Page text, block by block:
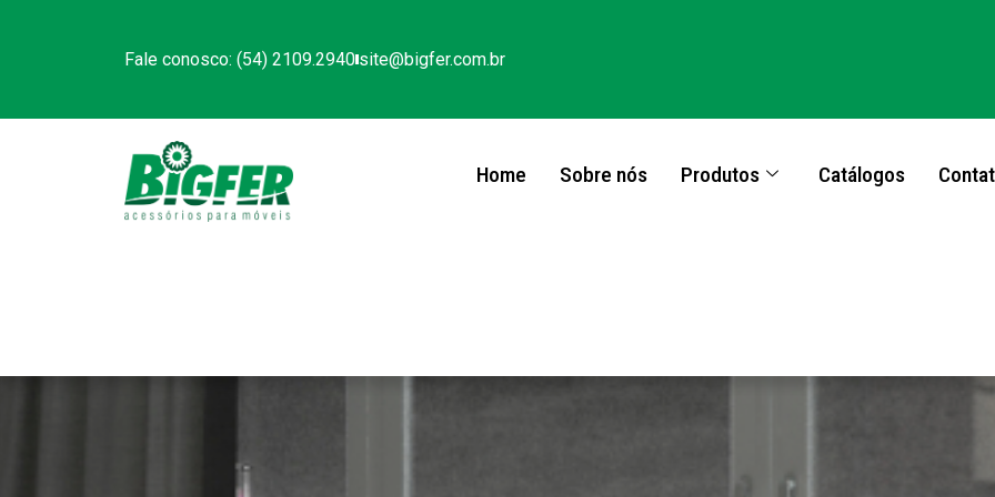
Fale conosco: (54) 2109.2940site@bigfer.com.br
Home Sobre nós Produtos Catálogos